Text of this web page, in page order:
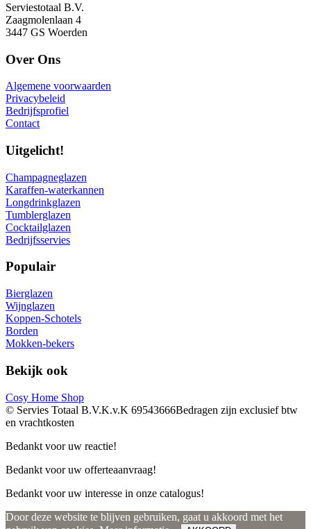
Serviestotaal B.V.
Zaagmolenlaan 4
3447 GS Woerden
Over Ons
Algemene voorwaarden
Privacybeleid
Bedrijfsprofiel
Contact
Uitgelicht!
Champagneglazen
Karaffen-waterkannen
Longdrinkglazen
Tumblerglazen
Cocktailglazen
Bedrijfsservies
Populair
Bierglazen
Wijnglazen
Koppen-Schotels
Borden
Mokken-bekers
Bekijk ook
Cosy Home Shop
© Servies Totaal B.V.K.v.K 69543666Bedragen zijn exclusief btw
en vrachtkosten
Bedankt voor uw reactie!
Bedankt voor uw offerteaanvraag!
Bedankt voor uw interesse in onze catalogus!
Door deze website te blijven gebruiken, gaat u akkoord met het